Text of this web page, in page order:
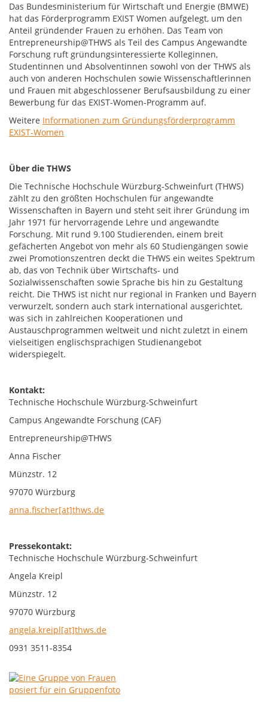
Das Bundesministerium für Wirtschaft und Energie (BMWE)
hat das Förderprogramm EXIST Women aufgelegt, um den
Anteil gründender Frauen zu erhöhen. Das Team von
Entrepreneurship@THWS als Teil des Campus Angewandte
Forschung ruft gründungsinteressierte Kolleginnen,
Studentinnen und Absolventinnen sowohl von der THWS als
auch von anderen Hochschulen sowie Wissenschaftlerinnen
und Frauen mit abgeschlossener Berufsausbildung zu einer
Bewerbung für das EXIST-Women-Programm auf.
Weitere Informationen zum Gründungsförderprogramm
EXIST-Women
Über die THWS
Die Technische Hochschule Würzburg-Schweinfurt (THWS)
zählt zu den größten Hochschulen für angewandte
Wissenschaften in Bayern und steht seit ihrer Gründung im
Jahr 1971 für hervorragende Lehre und angewandte
Forschung. Mit rund 9.100 Studierenden, einem breit
gefächerten Angebot von mehr als 60 Studiengängen sowie
zwei Promotionszentren deckt die THWS ein weites Spektrum
ab, das von Technik über Wirtschafts- und
Sozialwissenschaften sowie Sprache bis hin zu Gestaltung
reicht. Die THWS ist nicht nur regional in Franken und Bayern
verwurzelt, sondern auch stark international ausgerichtet,
was sich in zahlreichen Kooperationen und
Austauschprogrammen weltweit und nicht zuletzt in einem
vielseitigen englischsprachigen Studienangebot
widerspiegelt.
Kontakt:
Technische Hochschule Würzburg-Schweinfurt
Campus Angewandte Forschung (CAF)
Entrepreneurship@THWS
Anna Fischer
Münzstr. 12
97070 Würzburg
anna.fischer[at]thws.de
Pressekontakt:
Technische Hochschule Würzburg-Schweinfurt
Angela Kreipl
Münzstr. 12
97070 Würzburg
angela.kreipl[at]thws.de
0931 3511-8354